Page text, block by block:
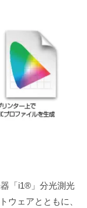
「i1®」分光測光
ウェアとともに、